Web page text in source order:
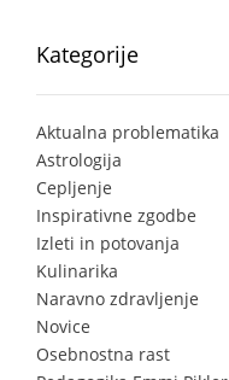
Kategorije
Aktualna problematika
Astrologija
Cepljenje
Inspirativne zgodbe
Izleti in potovanja
Kulinarika
Naravno zdravljenje
Novice
Osebnostna rast